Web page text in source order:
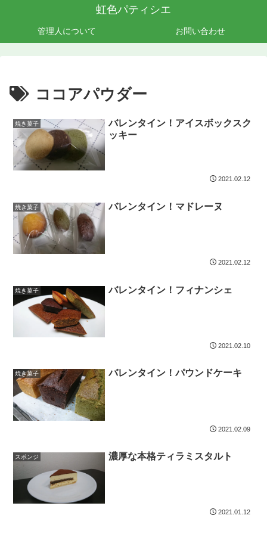
虹色パティシエ
管理人について お問い合わせ
ココアパウダー
焼き菓子
バレンタイン！アイスボックスク
ッキー
2021.02.12
焼き菓子 バレンタイン！マドレーヌ
2021.02.12
焼き菓子 バレンタイン！フィナンシェ
2021.02.10
焼き菓子 バレンタイン！パウンドケーキ
2021.02.09
スポンジ 濃厚な本格ティラミスタルト
2021.01.12